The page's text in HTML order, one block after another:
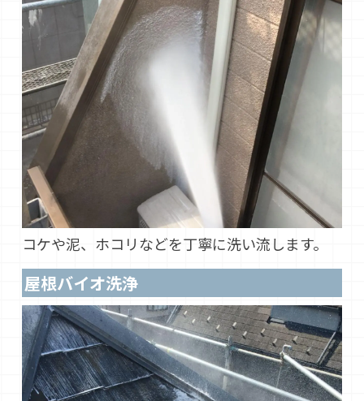
コケや泥、ホコリなどを丁寧に洗い流します。
屋根バイオ洗浄